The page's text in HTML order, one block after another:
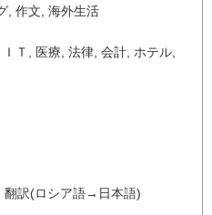
作文 海外生活
ＩＴ 医療 法律 会計 ホテル
翻訳(ロシア語→日本語)